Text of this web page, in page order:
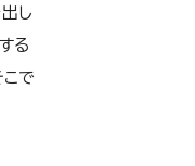
し
る
で